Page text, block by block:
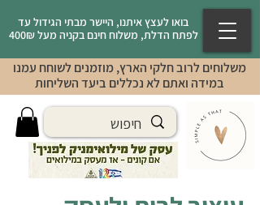
בואו לעצץ איתנו, היישר מבתי הגידול עד
לפתח הדלת, משלוח חינם בקניה מעל 400₪
משלוחים לרוב חלקי הארץ, מוזמנים לשוחח עמנו
במידה ואתם לא נכללים ביעד השליחות